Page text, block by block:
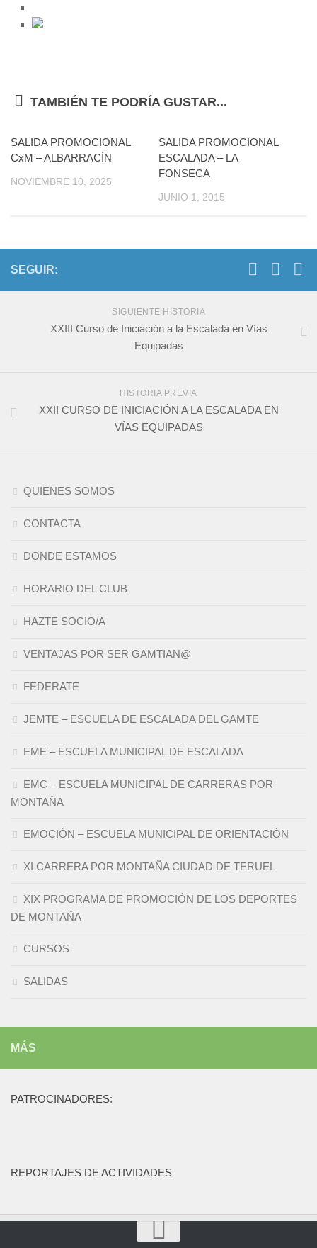
TAMBIÉN TE PODRÍA GUSTAR...
SALIDA PROMOCIONAL
CxM – ALBARRACÍN
NOVIEMBRE 10, 2025
SALIDA PROMOCIONAL
ESCALADA – LA
FONSECA
JUNIO 1, 2015
SEGUIR:
SIGUIENTE HISTORIA
XXIII Curso de Iniciación a la Escalada en Vías
Equipadas
HISTORIA PREVIA
XXII CURSO DE INICIACIÓN A LA ESCALADA EN
VÍAS EQUIPADAS
QUIENES SOMOS
CONTACTA
DONDE ESTAMOS
HORARIO DEL CLUB
HAZTE SOCIO/A
VENTAJAS POR SER GAMTIAN@
FEDERATE
JEMTE – ESCUELA DE ESCALADA DEL GAMTE
EME – ESCUELA MUNICIPAL DE ESCALADA
EMC – ESCUELA MUNICIPAL DE CARRERAS POR
MONTAÑA
EMOCIÓN – ESCUELA MUNICIPAL DE ORIENTACIÓN
XI CARRERA POR MONTAÑA CIUDAD DE TERUEL
XIX PROGRAMA DE PROMOCIÓN DE LOS DEPORTES
DE MONTAÑA
CURSOS
SALIDAS
MÁS
PATROCINADORES:
REPORTAJES DE ACTIVIDADES